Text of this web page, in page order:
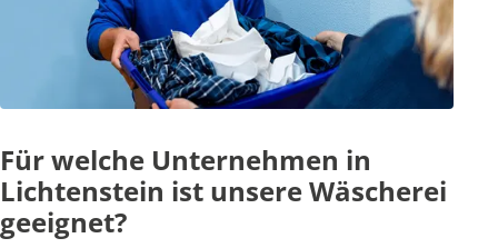
Für welche Unternehmen in
Lichtenstein ist unsere Wäscherei
geeignet?